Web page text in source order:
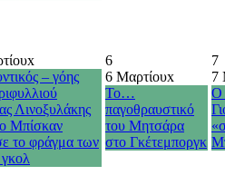
x
– γόης
Λινοξυλάκης
Μπίσκαν
το φράγμα των
6
6 Μαρτίουx
Το…
παγοθραυστικό
του Μητσάρα
στο Γκέτεμποργκ
7
7
Ο